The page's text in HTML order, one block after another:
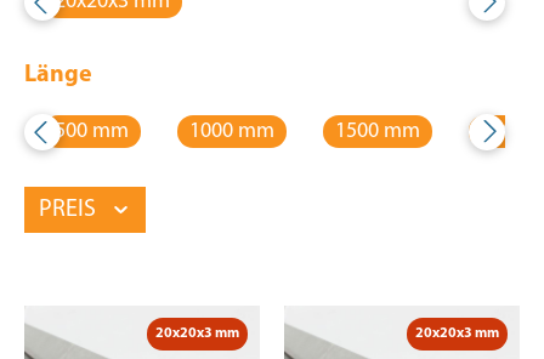
Länge
500 mm 1000 mm 1500 mm 2000
PREIS
20x20x3 mm 20x20x3 mm